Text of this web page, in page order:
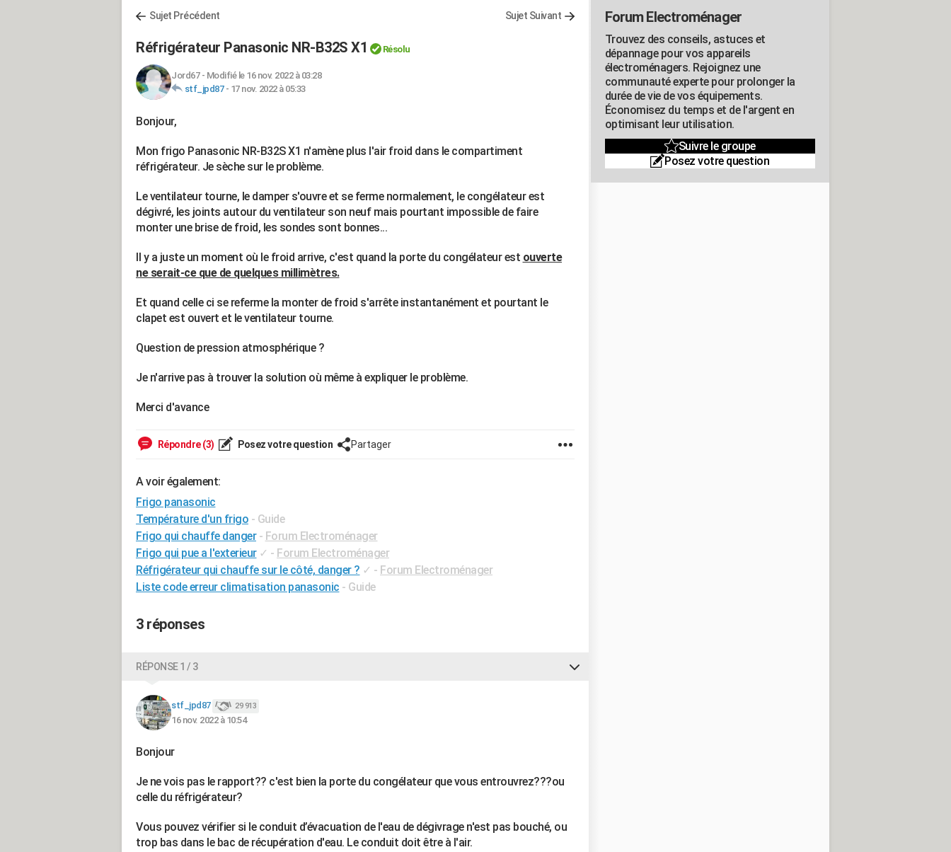
Sujet Précédent Sujet Suivant
Réfrigérateur Panasonic NR-B32S X1 Résolu
Jord67- Modifié le 16 nov. 2022 à 03:28
stf_jpd87- 17 nov. 2022 à 05:33
Bonjour,
Mon frigo Panasonic NR-B32S X1 n'amène plus l'air froid dans le compartiment
réfrigérateur. Je sèche sur le problème.
Le ventilateur tourne, le damper s'ouvre et se ferme normalement, le congélateur est
dégivré, les joints autour du ventilateur son neuf mais pourtant impossible de faire
monter une brise de froid, les sondes sont bonnes...
Il y a juste un moment où le froid arrive, c'est quand la porte du congélateur est ouverte
ne serait-ce que de quelques millimètres.
Et quand celle ci se referme la monter de froid s'arrête instantanément et pourtant le
clapet est ouvert et le ventilateur tourne.
Question de pression atmosphérique ?
Je n'arrive pas à trouver la solution où même à expliquer le problème.
Merci d'avance
Répondre (3) Posez votre question Partager
A voir également:
Frigo panasonic
Température d'un frigo - Guide
Frigo qui chauffe danger - Forum Electroménager
Frigo qui pue a l'exterieur ✓ - Forum Electroménager
Réfrigérateur qui chauffe sur le côté, danger ? ✓ - Forum Electroménager
Liste code erreur climatisation panasonic - Guide
3 réponses
RÉPONSE 1 / 3
stf_jpd87 29 913
16 nov. 2022 à 10:54
Bonjour
Je ne vois pas le rapport?? c'est bien la porte du congélateur que vous entrouvrez???ou
celle du réfrigérateur?
Vous pouvez vérifier si le conduit d’évacuation de l'eau de dégivrage n'est pas bouché, ou
trop bas dans le bac de récupération d'eau. Le conduit doit être à l'air.
Forum Electroménager
Trouvez des conseils, astuces et
dépannage pour vos appareils
électroménagers. Rejoignez une
communauté experte pour prolonger la
durée de vie de vos équipements.
Économisez du temps et de l'argent en
optimisant leur utilisation.
Suivre le groupe
Posez votre question